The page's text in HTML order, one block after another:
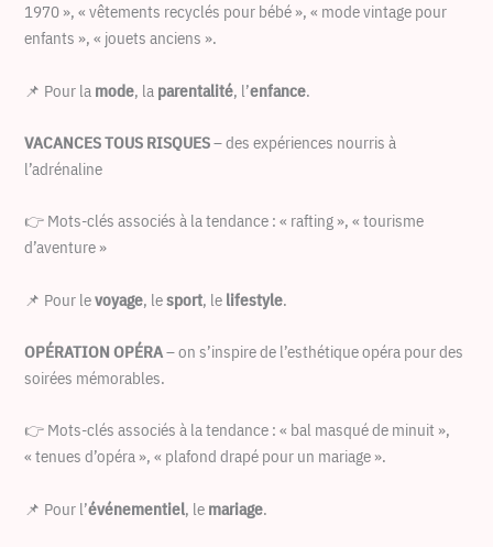
1970 », « vêtements recyclés pour bébé », « mode vintage pour
enfants », « jouets anciens ».
📌 Pour la mode, la parentalité, l’enfance.
VACANCES TOUS RISQUES– des expériences nourris à
l’adrénaline
👉 Mots-clés associés à la tendance : « rafting », « tourisme
d’aventure »
📌 Pour levoyage, lesport, le lifestyle.
OPÉRATION OPÉRA– on s’inspire de l’esthétique opéra pour des
soirées mémorables.
👉 Mots-clés associés à la tendance : « bal masqué de minuit »,
« tenues d’opéra », « plafond drapé pour un mariage ».
📌 Pour l’événementiel, le mariage.